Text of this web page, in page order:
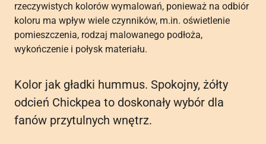
rzeczywistych kolorów wymalowań, ponieważ na odbiór
koloru ma wpływ wiele czynników, m.in. oświetlenie
pomieszczenia, rodzaj malowanego podłoża,
wykończenie i połysk materiału.
Kolor jak gładki hummus. Spokojny, żółty
odcień Chickpea to doskonały wybór dla
fanów przytulnych wnętrz.